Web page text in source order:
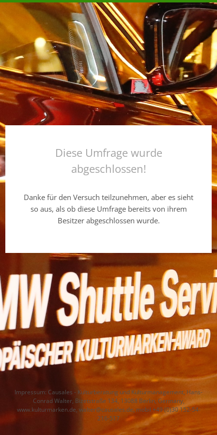
Diese Umfrage wurde
abgeschlossen!
Danke für den Versuch teilzunehmen, aber es sieht
so aus, als ob diese Umfrage bereits von ihrem
Besitzer abgeschlossen wurde.
Impressum: Causales - Kulturberatung und Kulturmanagement, Hans-
Conrad Walter, Bizetstraße 134, 13088 Berlin, Germany,
www.kulturmarken.de, walter@causales.de, mobil +49 (0)30 152-54-
216-517